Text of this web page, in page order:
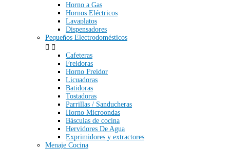
Horno a Gas
Hornos Eléctricos
Lavaplatos
Dispensadores
Pequeños Electrodomésticos
 
Cafeteras
Freidoras
Horno Freidor
Licuadoras
Batidoras
Tostadoras
Parrillas / Sanducheras
Horno Microondas
Básculas de cocina
Hervidores De Agua
Exprimidores y extractores
Menaje Cocina